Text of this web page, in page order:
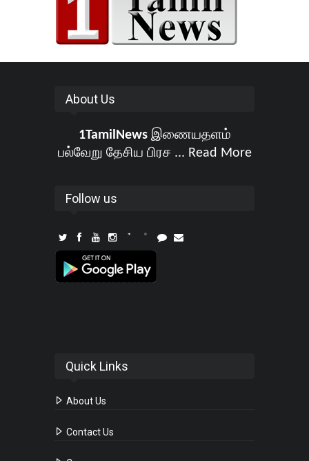
About Us
1TamilNewsஇணையதளம்
பல்வேறு தேசிய பிரச ... Read More
Follow us
Quick Links
About Us
Contact Us